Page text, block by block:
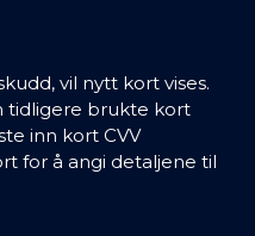
vil nytt kort vises.
tidligere brukte kort
inn kort CVV
for å angi detaljene til